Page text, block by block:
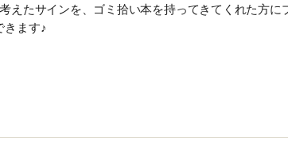
えたサインを、ゴミ拾い本を持ってきてくれた方に
きます♪